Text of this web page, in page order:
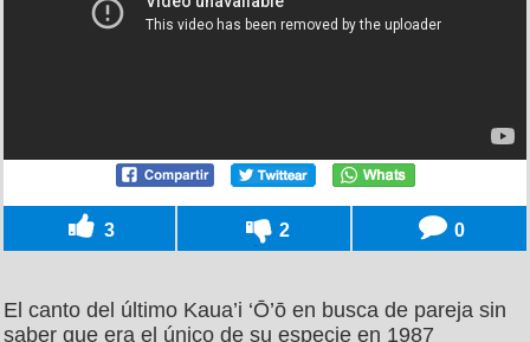
3 2 0
El canto del último Kaua’i ‘Ō’ō en busca de pareja sin
saber que era el único de su especie en 1987